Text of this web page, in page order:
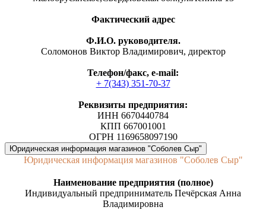
Фактический адрес
Ф.И.О. руководителя.
Соломонов Виктор Владимирович, директор
Телефон/факс, е-mail:
+ 7(343) 351-70-37
Реквизиты предприятия:
ИНН 6670440784
КПП 667001001
ОГРН 1169658097190
Юридическая информация магазинов "Соболев Сыр"
Юридическая информация магазинов "Соболев Сыр"
Наименование предприятия (полное)
Индивидуальный предприниматель Печёрская Анна
Владимировна